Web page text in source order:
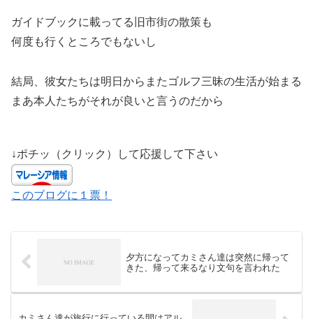
ガイドブックに載ってる旧市街の散策も
何度も行くところでもないし
結局、彼女たちは明日からまたゴルフ三昧の生活が始まる
まあ本人たちがそれが良いと言うのだから
↓ポチッ（クリック）して応援して下さい
このブログに１票！
夕方になってカミさん達は突然に帰って
きた、帰って来るなり文句を言われた